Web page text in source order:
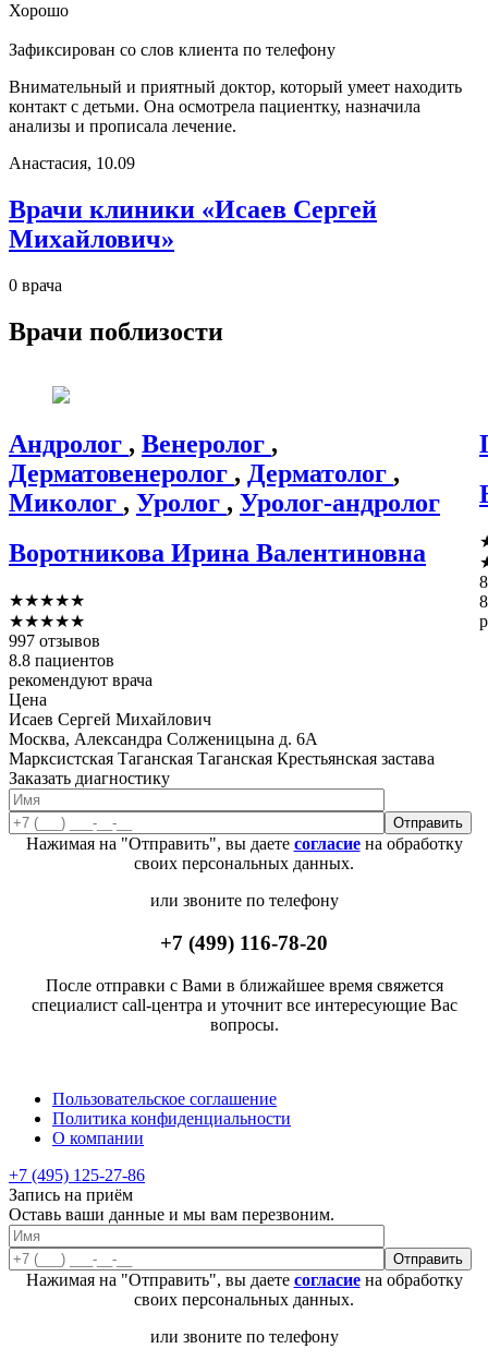
Хорошо
Зафиксирован со слов клиента по телефону
Внимательный и приятный доктор, который умеет находить
контакт с детьми. Она осмотрела пациентку, назначила
анализы и прописала лечение.
Анастасия, 10.09
Врачи клиники «Исаев Сергей
Михайлович»
0 врача
Врачи поблизости
Андролог , Венеролог ,
Дерматовенеролог , Дерматолог ,
Миколог , Уролог , Уролог-андролог
Воротникова Ирина Валентиновна
★★★★★
★★★★★
997 отзывов
8.8 пациентов
рекомендуют врача
Цена
Исаев Сергей Михайлович
Москва, Александра Солженицына д. 6А
Марксистская Таганская Таганская Крестьянская застава
Заказать диагностику
Нажимая на "Отправить", вы даете согласиена обработку
своих персональных данных.
или звоните по телефону
+7 (499) 116-78-20
После отправки с Вами в ближайшее время свяжется
специалист call-центра и уточнит все интересующие Вас
вопросы.
Пользовательское соглашение
Политика конфиденциальности
О компании
+7 (495) 125-27-86
Запись на приём
Оставь ваши данные и мы вам перезвоним.
Нажимая на "Отправить", вы даете согласиена обработку
своих персональных данных.
или звоните по телефону